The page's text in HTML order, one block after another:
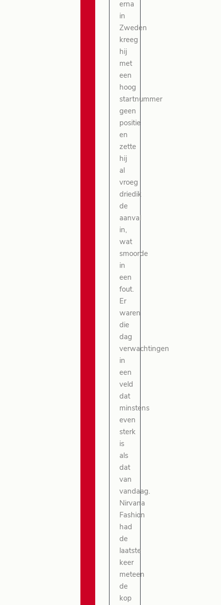
erna
in
Zweden
kreeg
hij
met
een
hoog
startnummer
geen
positie
en
zette
hij
al
vroeg
driedik
de
aanval
in,
wat
smoorde
in
een
fout.
Er
waren
die
dag
verwachtingen
in
een
veld
dat
minstens
even
sterk
is
als
dat
van
vandaag.
Nirvana
Fashion
had
de
laatste
keer
meteen
de
kop